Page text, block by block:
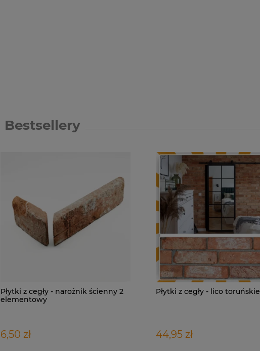
Bestsellery
Płytki z cegły - narożnik ścienny 2
elementowy
6,50 zł
Płytki z cegły - lico toruńskie
44,95 zł